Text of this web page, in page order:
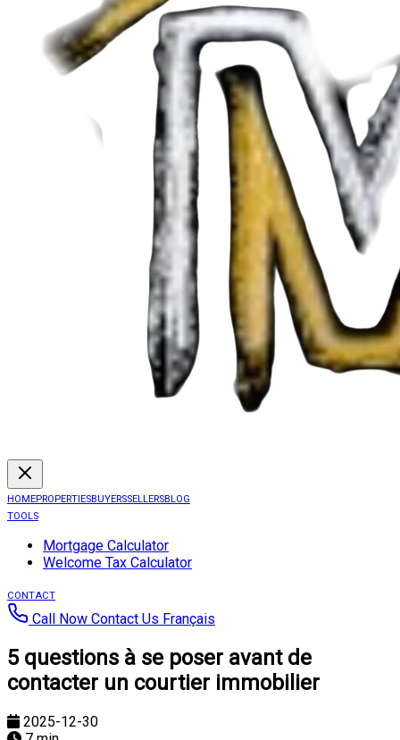
HOMEPROPERTIESBUYERSSELLERSBLOG
TOOLS
Mortgage Calculator
Welcome Tax Calculator
CONTACT
Call Now Contact Us Français
5 questions à se poser avant de
contacter un courtier immobilier
2025-12-30